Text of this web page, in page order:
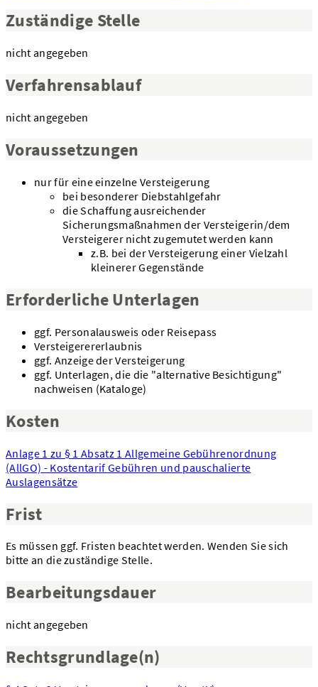
Zuständige Stelle
nicht angegeben
Verfahrensablauf
nicht angegeben
Voraussetzungen
nur für eine einzelne Versteigerung
bei besonderer Diebstahlgefahr
die Schaffung ausreichender
Sicherungsmaßnahmen der Versteigerin/dem
Versteigerer nicht zugemutet werden kann
z.B. bei der Versteigerung einer Vielzahl
kleinerer Gegenstände
Erforderliche Unterlagen
ggf. Personalausweis oder Reisepass
Versteigerererlaubnis
ggf. Anzeige der Versteigerung
ggf. Unterlagen, die die "alternative Besichtigung"
nachweisen (Kataloge)
Kosten
Anlage 1 zu § 1 Absatz 1 Allgemeine Gebührenordnung
(AllGO) - Kostentarif Gebühren und pauschalierte
Auslagensätze
Frist
Es müssen ggf. Fristen beachtet werden. Wenden Sie sich
bitte an die zuständige Stelle.
Bearbeitungsdauer
nicht angegeben
Rechtsgrundlage(n)